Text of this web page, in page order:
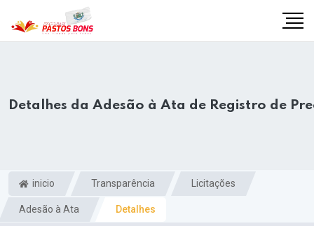
Detalhes da Adesão à Ata de Registro de
inicio Transparência Licitações
Adesão à Ata Detalhes